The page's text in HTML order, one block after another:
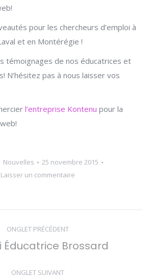
pour les chercheurs d’emploi à
et en Montérégie !
témoignages de nos éducatrices et
N’hésitez pas à nous laisser vos
l’entreprise Kontenu pour la
Nouvelles
25 novembre 2015
Laisser un commentaire
ONGLET PRÉCÉDENT
Onglet
Éducatrice Brossard
ONGLET SUIVANT